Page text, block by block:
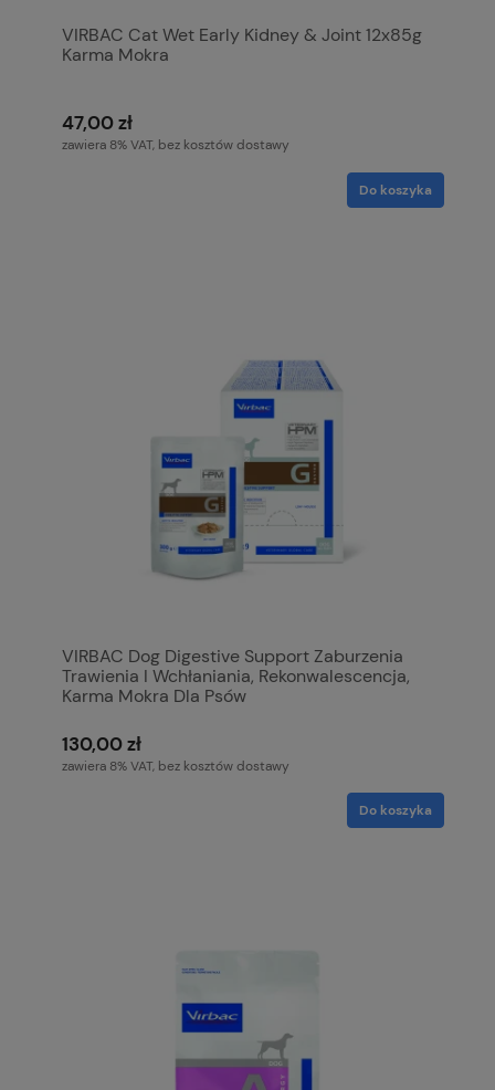
VIRBAC Cat Wet Early Kidney & Joint 12x85g
Karma Mokra
47,00 zł
zawiera 8% VAT, bez kosztów dostawy
Do koszyka
VIRBAC Dog Digestive Support Zaburzenia
Trawienia I Wchłaniania, Rekonwalescencja,
Karma Mokra Dla Psów
130,00 zł
zawiera 8% VAT, bez kosztów dostawy
Do koszyka